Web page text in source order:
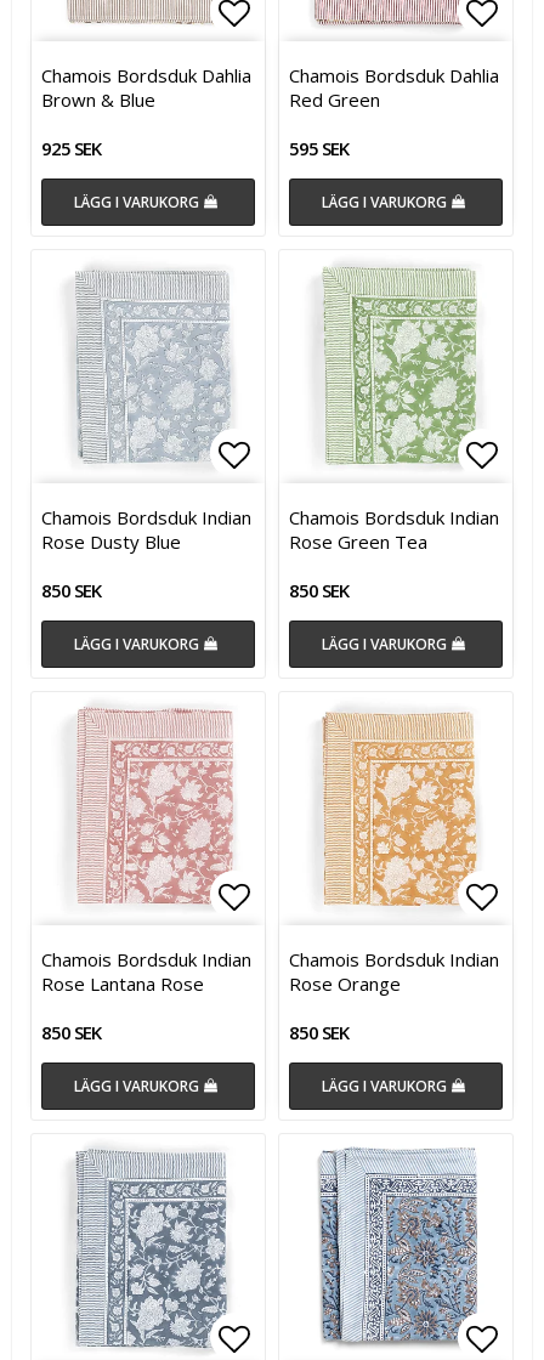
Lägg till i favoritlistan
Lägg till i favoritlistan
Chamois Bordsduk Dahlia
Brown & Blue
925 SEK
LÄGG I VARUKORG
Chamois Bordsduk Dahlia
Red Green
595 SEK
LÄGG I VARUKORG
Lägg till i favoritlistan
Lägg till i favoritlistan
Chamois Bordsduk Indian
Rose Dusty Blue
850 SEK
LÄGG I VARUKORG
Chamois Bordsduk Indian
Rose Green Tea
850 SEK
LÄGG I VARUKORG
Lägg till i favoritlistan
Lägg till i favoritlistan
Chamois Bordsduk Indian
Rose Lantana Rose
850 SEK
LÄGG I VARUKORG
Chamois Bordsduk Indian
Rose Orange
850 SEK
LÄGG I VARUKORG